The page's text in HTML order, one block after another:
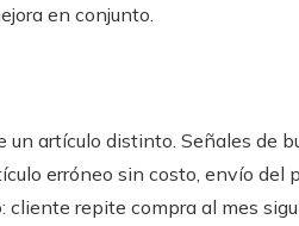
en conjunto.
un artículo distinto. Señales de
erróneo sin costo, envío del
cliente repite compra al mes